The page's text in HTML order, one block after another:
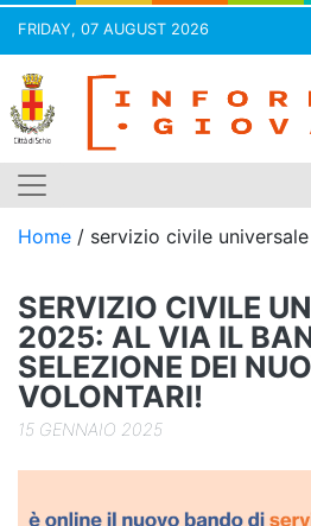
FRIDAY, 07 AUGUST 2026
Skip
content
Home / servizio civile universale
SERVIZIO CIVILE
2025: AL VIA IL
SELEZIONE DEI
VOLONTARI!
15 GENNAIO 2025